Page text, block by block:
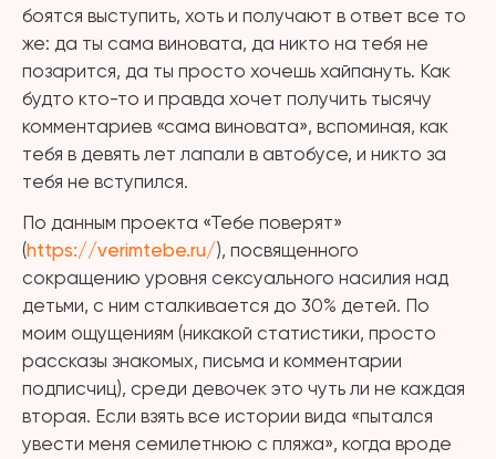
боятся выступить, хоть и получают в ответ все то
же: да ты сама виновата, да никто на тебя не
позарится, да ты просто хочешь хайпануть. Как
будто кто-то и правда хочет получить тысячу
комментариев «сама виновата», вспоминая, как
тебя в девять лет лапали в автобусе, и никто за
тебя не вступился.
По данным проекта «Тебе поверят»
(https://verimtebe.ru/), посвященного
сокращению уровня сексуального насилия над
детьми, с ним сталкивается до 30% детей. По
моим ощущениям (никакой статистики, просто
рассказы знакомых, письма и комментарии
подписчиц), среди девочек это чуть ли не каждая
вторая. Если взять все истории вида «пытался
увести меня семилетнюю с пляжа», когда вроде